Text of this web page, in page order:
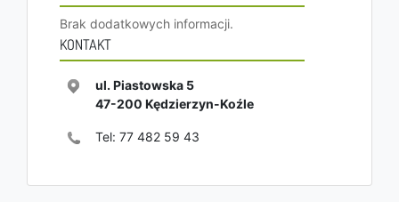
Brak dodatkowych informacji.
KONTAKT
ul. Piastowska 5
47-200 Kędzierzyn-Koźle
Tel: 77 482 59 43